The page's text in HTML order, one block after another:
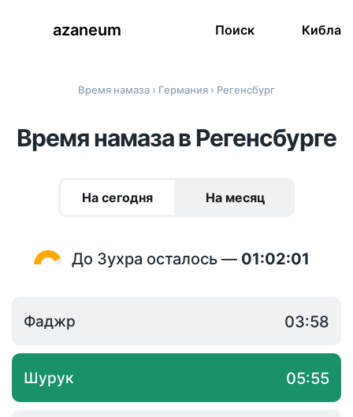
azaneum Поиск Кибла
Время намаза › Германия › Регенсбург
Время намаза в Регенсбурге
На сегодня На месяц
До Зухра осталось — 01:02:01
Фаджр 03:58
Шурук 05:55